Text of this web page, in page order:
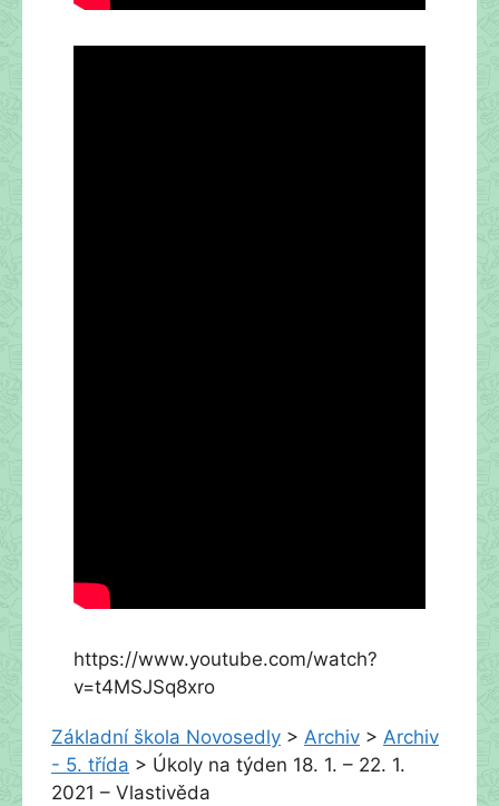
https://www.youtube.com/watch?
v=t4MSJSq8xro
Základní škola Novosedly > Archiv > Archiv
- 5. třída > Úkoly na týden 18. 1. – 22. 1.
2021 – Vlastivěda